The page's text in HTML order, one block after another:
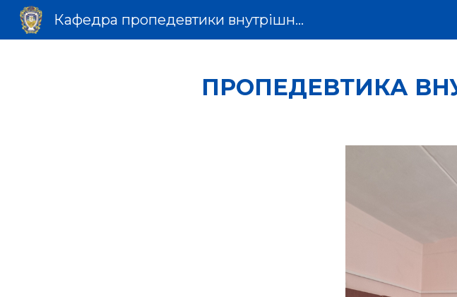
Кафедра пропедевтики внутрішньої медицини та фтизіатрії
ПРОПЕДЕВТИКА